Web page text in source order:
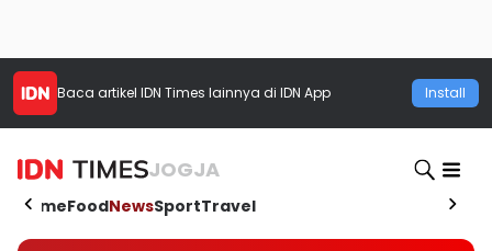
Baca artikel IDN Times lainnya di IDN App Install
JOGJA
HomeFoodNewsSportTravel